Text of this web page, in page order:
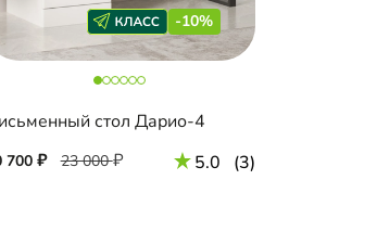
-10%
стол Дарио-4
700 23 000 5.0 (3)